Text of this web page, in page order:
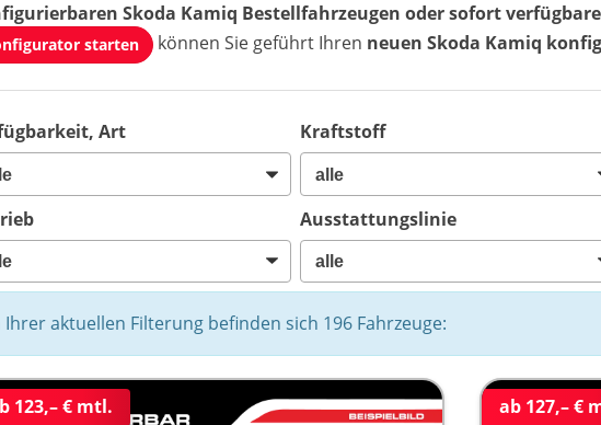
Skoda Kamiq Bestellfahrzeugen oder sofort
starten können Sie geführt Ihren neuen Skoda Kamiq
Art Kraftstoff
Ausstattungslinie
Ihrer aktuellen Filterung befinden sich 196 Fahrzeuge:
123,– € mtl. ab 127,– €